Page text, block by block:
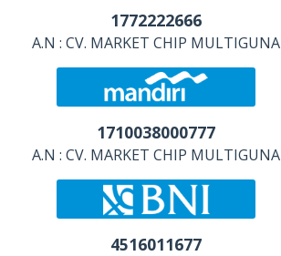
1772222666
A.N : CV. MARKET CHIP MULTIGUNA
1710038000777
A.N : CV. MARKET CHIP MULTIGUNA
4516011677